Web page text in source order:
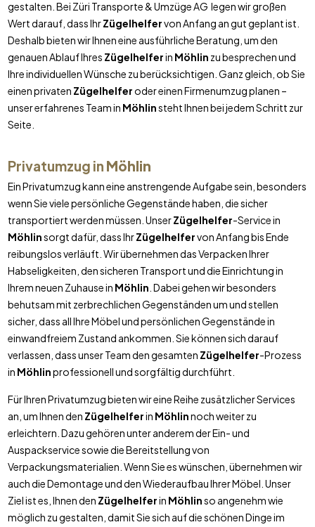
gestalten. Bei Züri Transporte & Umzüge AG legen wir großen
Wert darauf, dass IhrZügelhelfervon Anfang an gut geplant ist.
Deshalb bieten wir Ihnen eine ausführliche Beratung, um den
genauen Ablauf Ihres Zügelhelferin Möhlin zu besprechen und
Ihre individuellen Wünsche zu berücksichtigen. Ganz gleich, ob Sie
einen privaten Zügelhelferoder einen Firmenumzug planen –
unser erfahrenes Team in Möhlinsteht Ihnen bei jedem Schritt zur
Seite.
Privatumzug in Möhlin
Ein Privatumzug kann eine anstrengende Aufgabe sein, besonders
wenn Sie viele persönliche Gegenstände haben, die sicher
transportiert werden müssen. UnserZügelhelfer-Service in
Möhlinsorgt dafür, dass IhrZügelhelfervon Anfang bis Ende
reibungslos verläuft. Wir übernehmen das Verpacken Ihrer
Habseligkeiten, den sicheren Transport und die Einrichtung in
Ihrem neuen Zuhause in Möhlin . Dabei gehen wir besonders
behutsam mit zerbrechlichen Gegenständen um und stellen
sicher, dass all Ihre Möbel und persönlichen Gegenstände in
einwandfreiem Zustand ankommen. Sie können sich darauf
verlassen, dass unser Team den gesamten Zügelhelfer-Prozess
in Möhlinprofessionell und sorgfältig durchführt.
Für Ihren Privatumzug bieten wir eine Reihe zusätzlicher Services
an, um Ihnen den Zügelhelferin Möhlinnoch weiter zu
erleichtern. Dazu gehören unter anderem der Ein- und
Auspackservice sowie die Bereitstellung von
Verpackungsmaterialien. Wenn Sie es wünschen, übernehmen wir
auch die Demontage und den Wiederaufbau Ihrer Möbel. Unser
Ziel ist es, Ihnen den Zügelhelferin Möhlinso angenehm wie
möglich zu gestalten, damit Sie sich auf die schönen Dinge im